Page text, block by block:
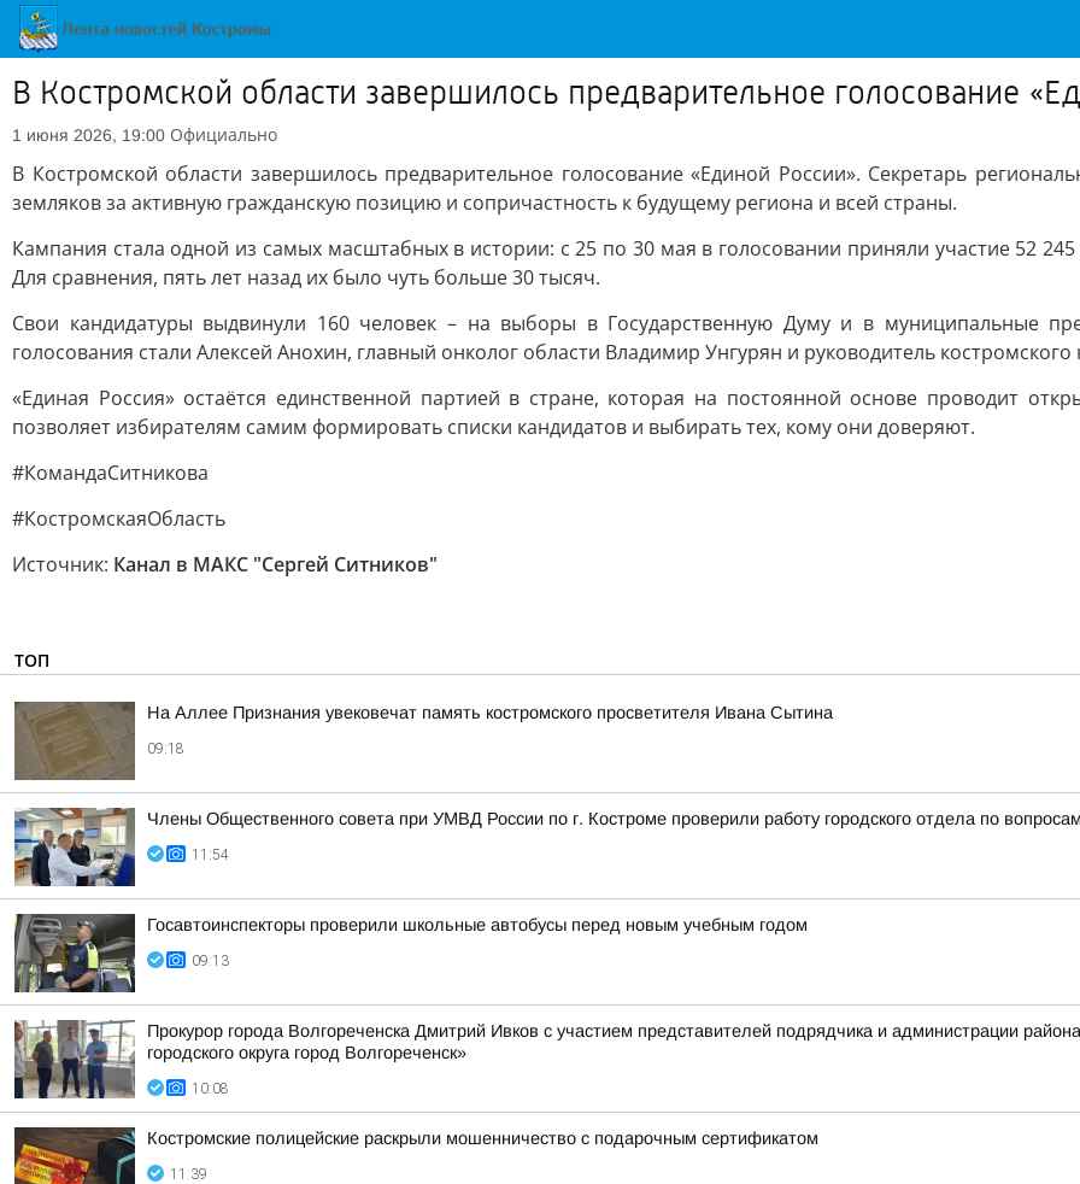
В Костромской области завершилось предварительное голосование
1 июня 2026, 19:00 Официально
В Костромской области завершилось предварительное голосование «Единой России». Секретарь
земляков за активную гражданскую позицию и сопричастность к будущему региона и всей страны.
Кампания стала одной из самых масштабных в истории: с 25 по 30 мая в голосовании приняли участие 52
Для сравнения, пять лет назад их было чуть больше 30 тысяч.
Свои кандидатуры выдвинули 160 человек – на выборы в Государственную Думу и в муниципальные
голосования стали Алексей Анохин, главный онколог области Владимир Унгурян и руководитель
«Единая Россия» остаётся единственной партией в стране, которая на постоянной основе проводит
позволяет избирателям самим формировать списки кандидатов и выбирать тех, кому они доверяют.
#КомандаСитникова
#КостромскаяОбласть
Источник: Канал в МАКС "Сергей Ситников"
ТОП
На Аллее Признания увековечат память костромского просветителя Ивана Сытина
09:18
Члены Общественного совета при УМВД России по г. Костроме проверили работу городского отдела по
11:54
Госавтоинспекторы проверили школьные автобусы перед новым учебным годом
09:13
Прокурор города Волгореченска Дмитрий Ивков с участием представителей подрядчика и администрации
городского округа город Волгореченск»
10:08
Костромские полицейские раскрыли мошенничество с подарочным сертификатом
11:39